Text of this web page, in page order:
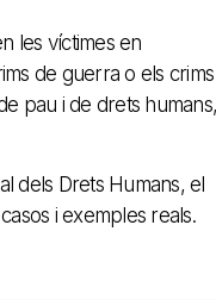
les víctimes en
de guerra o els crims
pau i de drets humans,
dels Drets Humans, el
i exemples reals.